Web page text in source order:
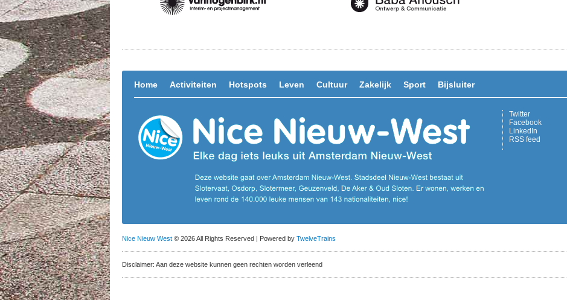
Home Activiteiten Hotspots Leven Cultuur Zakelijk Sport Bijsluiter
Twitter
Facebook
LinkedIn
RSS feed
Nice Nieuw West © 2026 All Rights Reserved | Powered by TwelveTrains
Disclaimer: Aan deze website kunnen geen rechten worden verleend